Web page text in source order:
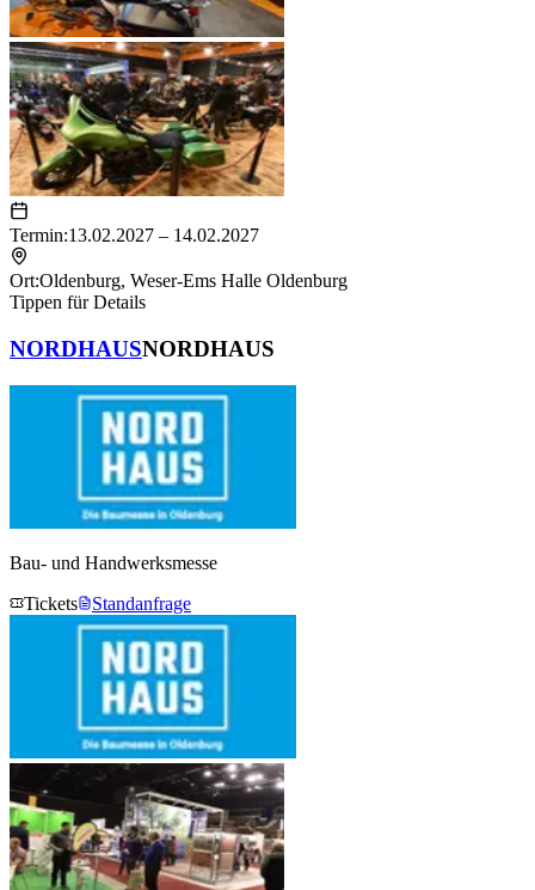
Termin:13.02.2027 – 14.02.2027
Ort:Oldenburg, Weser-Ems Halle Oldenburg
Tippen für Details
NORDHAUSNORDHAUS
Bau- und Handwerksmesse
Tickets
Standanfrage